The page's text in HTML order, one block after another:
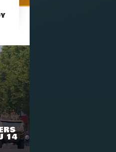
14